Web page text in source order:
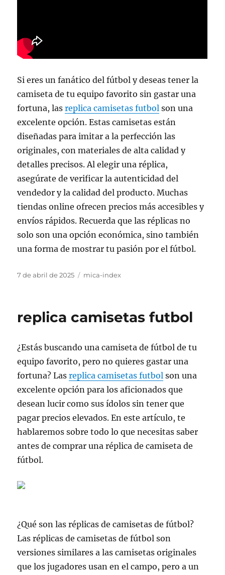
Si eres un fanático del fútbol y deseas tener la
camiseta de tu equipo favorito sin gastar una
fortuna, lasreplica camisetas futbol son una
excelente opción. Estas camisetas están
diseñadas para imitar a la perfección las
originales, con materiales de alta calidad y
detalles precisos. Al elegir una réplica,
asegúrate de verificar la autenticidad del
vendedor y la calidad del producto. Muchas
tiendas online ofrecen precios más accesibles y
envíos rápidos. Recuerda que las réplicas no
solo son una opción económica, sino también
una forma de mostrar tu pasión por el fútbol.
Publicado
7 de abril de 2025 Categorías
mica-index
replica camisetas futbol
¿Estás buscando una camiseta de fútbol de tu
equipo favorito, pero no quieres gastar una
fortuna? Lasreplica camisetas futbol son una
excelente opción para los aficionados que
desean lucir como sus ídolos sin tener que
pagar precios elevados. En este artículo, te
hablaremos sobre todo lo que necesitas saber
antes de comprar una réplica de camiseta de
fútbol.
¿Qué son las réplicas de camisetas de fútbol?
Las réplicas de camisetas de fútbol son
versiones similares a las camisetas originales
que los jugadores usan en el campo, pero a un